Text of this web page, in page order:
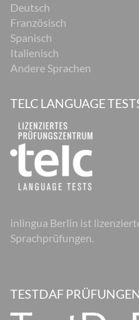
Deutsch
Französisch
Spanisch
Italienisch
Andere Sprachen
TELC LANGUAGE
inlingua Berlin ist
Sprachprüfungen.
TESTDAF PRÜFUNGEN